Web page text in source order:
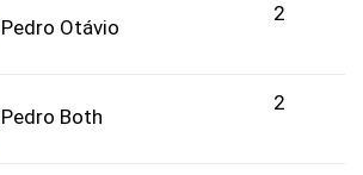
Pedro Otávio
2
Pedro Both
2